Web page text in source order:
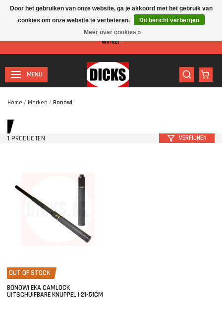
Let op: I.v.m. de zomervakantie is er minder personeel aanwezig in de
winkel.
MENU
Home / Merken / Bonowi
1 PRODUCTEN VERFIJNEN
OUT OF STOCK
BONOWI EKA CAMLOCK
UITSCHUIFBARE KNUPPEL | 21-51CM
Door het gebruiken van onze website, ga je akkoord met het gebruik van
cookies om onze website te verbeteren.
Dit bericht verbergen
Meer over cookies »